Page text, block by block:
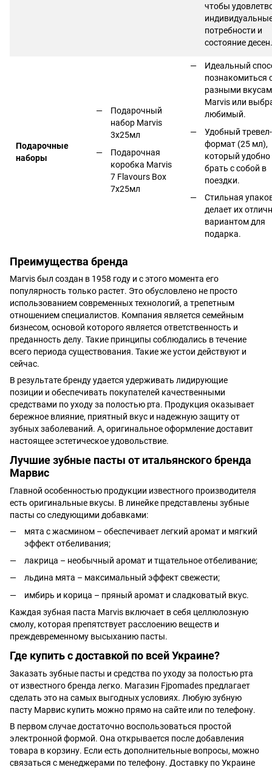
чтобы
потребности и
состояние десен.
Подарочные
наборы
Подарочный
набор Marvis
3х25мл
Подарочная
коробка Marvis
7 Flavours Box
7х25мл
Идеальный
познакомиться
разными
Marvis или
любимый.
Удобный тревел-
формат (25 мл),
который удобно
брать с собой в
поездки.
Стильная
делает их
вариантом для
подарка.
Преимущества бренда
Marvis был создан в 1958 году и с этого момента его
популярность только растет. Это обусловлено не просто
использованием современных технологий, а трепетным
отношением специалистов. Компания является семейным
бизнесом, основой которого является ответственность и
преданность делу. Такие принципы соблюдались в течение
всего периода существования. Такие же устои действуют и
сейчас.
В результате бренду удается удерживать лидирующие
позиции и обеспечивать покупателей качественными
средствами по уходу за полостью рта. Продукция оказывает
бережное влияние, приятный вкус и надежную защиту от
зубных заболеваний. А, оригинальное оформление доставит
настоящее эстетическое удовольствие.
Лучшие зубные пасты от итальянского бренда
Марвис
Главной особенностью продукции известного производителя
есть оригинальные вкусы. В линейке представлены зубные
пасты со следующими добавками:
мята с жасмином – обеспечивает легкий аромат и мягкий
эффект отбеливания;
лакрица – необычный аромат и тщательное отбеливание;
льдина мята – максимальный эффект свежести;
имбирь и корица – пряный аромат и сладковатый вкус.
Каждая зубная паста Marvis включает в себя целлюлозную
смолу, которая препятствует расслоению веществ и
преждевременному высыханию пасты.
Где купить с доставкой по всей Украине?
Заказать зубные пасты и средства по уходу за полостью рта
от известного бренда легко. Магазин Fjpomades предлагает
сделать это на самых выгодных условиях. Любую зубную
пасту Марвис купить можно прямо на сайте или по телефону.
В первом случае достаточно воспользоваться простой
электронной формой. Она открывается после добавления
товара в корзину. Если есть дополнительные вопросы, можно
связаться с менеджерами по телефону. Доставку по Украине